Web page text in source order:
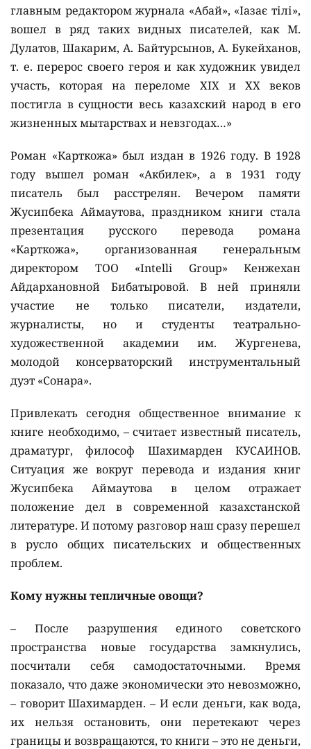
главным редактором журнала «Абай», «Іазає тілі»,
вошел в ряд таких видных писателей, как М.
Дулатов, Шакарим, А. Байтурсынов, А. Букейханов,
т. е. перерос своего героя и как художник увидел
участь, которая на переломе ХIX и ХХ веков
постигла в сущности весь казахский народ в его
жизненных мытарствах и невзгодах…»
Роман «Карткожа» был издан в 1926 году. В 1928
году вышел роман «Акбилек», а в 1931 году
писатель был расстрелян. Вечером памяти
Жусипбека Аймаутова, праздником книги стала
презентация русского перевода романа
«Карткожа», организованная генеральным
директором ТОО «Intelli Group» Кенжехан
Айдархановной Бибатыровой. В ней приняли
участие не только писатели, издатели,
журналисты, но и студенты театрально-
художественной академии им. Жургенева,
молодой консерваторский инструментальный
дуэт «Сонара».
Привлекать сегодня общественное внимание к
книге необходимо, – считает известный писатель,
драматург, философ Шахимарден КУСАИНОВ.
Ситуация же вокруг перевода и издания книг
Жусипбека Аймаутова в целом отражает
положение дел в современной казахстанской
литературе. И потому разговор наш сразу перешел
в русло общих писательских и общественных
проблем.
Кому нужны тепличные овощи?
– После разрушения единого советского
пространства новые государства замкнулись,
посчитали себя самодостаточными. Время
показало, что даже экономически это невозможно,
– говорит Шахимарден. – И если деньги, как вода,
их нельзя остановить, они перетекают через
границы и возвращаются, то книги – это не деньги,